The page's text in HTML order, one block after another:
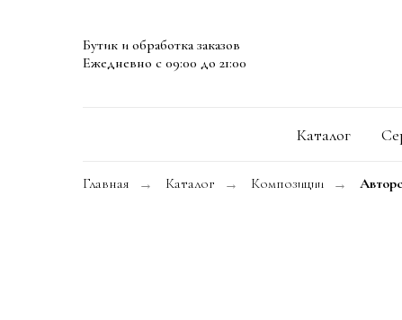
Бутик и обработка заказов
Ежедневно с 09:00 до 21:00
Каталог
Главная → Каталог → Композиции →